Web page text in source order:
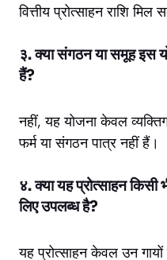
वित्तीय प्रोत्साहन राशि मिल
३. क्या संगठन या समूह इस
हैं?
नहीं, यह योजना केवल
फर्म या संगठन पात्र नहीं हैं।
४. क्या यह प्रोत्साहन किसी
लिए उपलब्ध है?
यह प्रोत्साहन केवल उन